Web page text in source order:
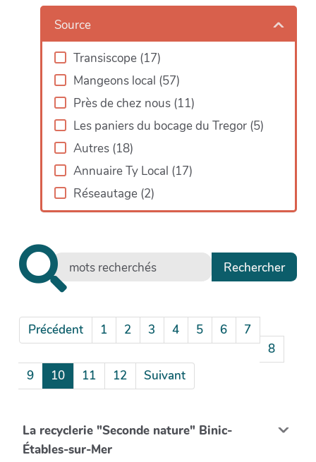
Source
Transiscope (17)
Mangeons local (57)
Près de chez nous (11)
Les paniers du bocage du Tregor (5)
Autres (18)
Annuaire Ty Local (17)
Réseautage (2)
Précédent 1 2 3 4 5 6
7
8
9
10 11 12 Suivant
La recyclerie "Seconde nature" Binic-
Étables-sur-Mer